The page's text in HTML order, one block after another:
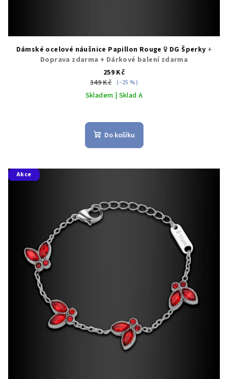
Dámské ocelové náušnice Papillon Rouge ♀️ DG Šperky +
Doprava zdarma + Dárkové balení zdarma
259 Kč
349 Kč (–25 %)
Skladem | Sklad A
Do košíku
Akce